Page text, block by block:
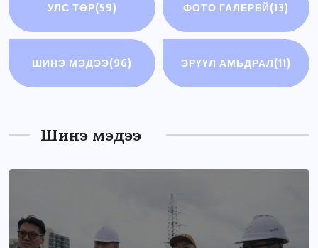
УЛС ТӨР(59) ФОТО ГАЛЕРЕЙ(13)
ШИНЭ МЭДЭЭ(96) ЭРҮҮЛ АМЬДРАЛ(11)
Шинэ мэдээ